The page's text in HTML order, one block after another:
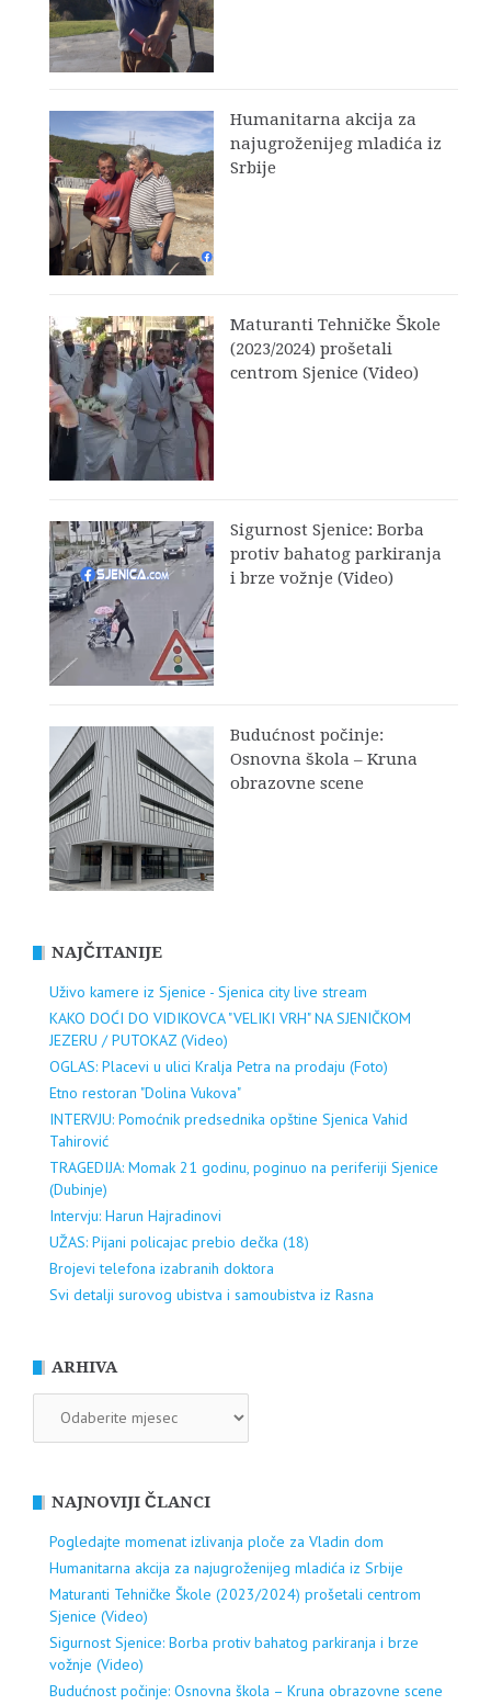
Humanitarna akcija za
najugroženijeg mladića iz
Srbije
Maturanti Tehničke Škole
(2023/2024) prošetali
centrom Sjenice (Video)
Sigurnost Sjenice: Borba
protiv bahatog parkiranja
i brze vožnje (Video)
Budućnost počinje:
Osnovna škola – Kruna
obrazovne scene
NAJČITANIJE
Uživo kamere iz Sjenice - Sjenica city live stream
KAKO DOĆI DO VIDIKOVCA "VELIKI VRH" NA SJENIČKOM
JEZERU / PUTOKAZ (Video)
OGLAS: Placevi u ulici Kralja Petra na prodaju (Foto)
Etno restoran "Dolina Vukova"
INTERVJU: Pomoćnik predsednika opštine Sjenica Vahid
Tahirović
TRAGEDIJA: Momak 21 godinu, poginuo na periferiji Sjenice
(Dubinje)
Intervju: Harun Hajradinovi
UŽAS: Pijani policajac prebio dečka (18)
Brojevi telefona izabranih doktora
Svi detalji surovog ubistva i samoubistva iz Rasna
ARHIVA
NAJNOVIJI ČLANCI
Pogledajte momenat izlivanja ploče za Vladin dom
Humanitarna akcija za najugroženijeg mladića iz Srbije
Maturanti Tehničke Škole (2023/2024) prošetali centrom
Sjenice (Video)
Sigurnost Sjenice: Borba protiv bahatog parkiranja i brze
vožnje (Video)
Budućnost počinje: Osnovna škola – Kruna obrazovne scene